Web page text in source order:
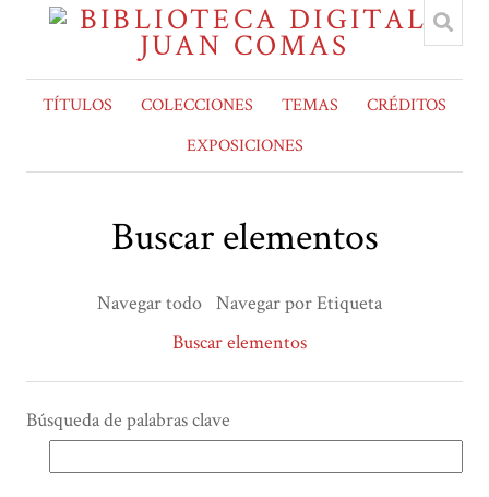
TÍTULOS COLECCIONES TEMAS
CRÉDITOS
EXPOSICIONES
Buscar elementos
Navegar todo Navegar por Etiqueta
Buscar elementos
Búsqueda de palabras clave